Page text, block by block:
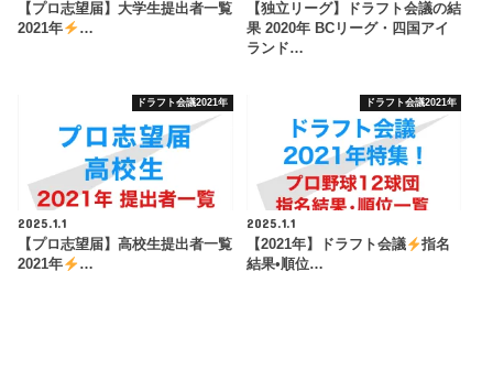
【プロ志望届】大学生提出者一覧
2021年
…
【独立リーグ】ドラフト会議の結
果 2020年 BCリーグ・四国アイ
ランド…
ドラフト会議2021年
2025.1.1
【プロ志望届】高校生提出者一覧
2021年
…
ドラフト会議2021年
2025.1.1
【2021年】ドラフト会議
指名
結果•順位…